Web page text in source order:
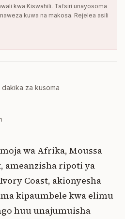
kwa Kiswahili. Tafsiri unayosoma
kuwa na makosa. Rejelea asili
dakika za kusoma
wa Afrika, Moussa
ameanzisha ripoti ya
Coast, akionyesha
kipaumbele kwa elimu
huu unajumuisha